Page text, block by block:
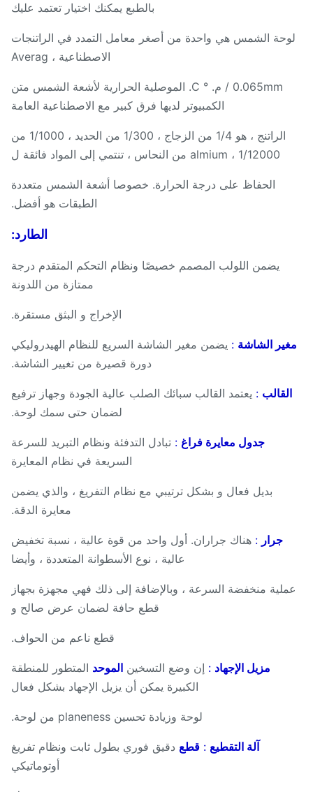
بالطبع يمكنك اختيار تعتمد عليك
الشمس هي واحدة من أصغر معامل التمدد في الراتنجات
الاصطناعية ، Averag
0.065mm / م. ° C. الموصلية الحرارية لأشعة الشمس متن
الكمبيوتر لديها فرق كبير مع الاصطناعية العامة
الراتنج ، هو 1/4 من الزجاج ، 1/300 من الحديد ، 1/1000 من
almium ، 1/12000 من النحاس ، تنتمي إلى المواد فائقة ل
الحفاظ على درجة الحرارة. خصوصا أشعة الشمس متعددة
الطبقات هو أفضل.
الطارد:
يضمن اللولب المصمم خصيصًا ونظام التحكم المتقدم درجة
ممتازة من اللدونة
الإخراج و البثق مستقرة.
الشاشة:يضمن مغير الشاشة السريع للنظام الهيدروليكي
دورة قصيرة من تغيير الشاشة.
:يعتمد القالب سبائك الصلب عالية الجودة وجهاز ترفيع
لضمان حتى سمك لوحة.
جدول معايرة فراغ :تبادل التدفئة ونظام التبريد للسرعة
السريعة في نظام المعايرة
بديل فعال و بشكل ترتيبي مع نظام التفريغ ، والذي يضمن
معايرة الدقة.
:هناك جراران. أول واحد من قوة عالية ، نسبة تخفيض
عالية ، نوع الأسطوانة المتعددة ، وأيضا
منخفضة السرعة ، وبالإضافة إلى ذلك فهي مجهزة بجهاز
قطع حافة لضمان عرض صالح و
قطع ناعم من الحواف.
مزيل الإجهاد:إن وضع التسخينالموحدالمتطور للمنطقة
الكبيرة يمكن أن يزيل الإجهاد بشكل فعال
لوحة وزيادة تحسين planeness من لوحة.
آلة التقطيع:قطع دقيق فوري بطول ثابت ونظام تفريغ
أوتوماتيكي